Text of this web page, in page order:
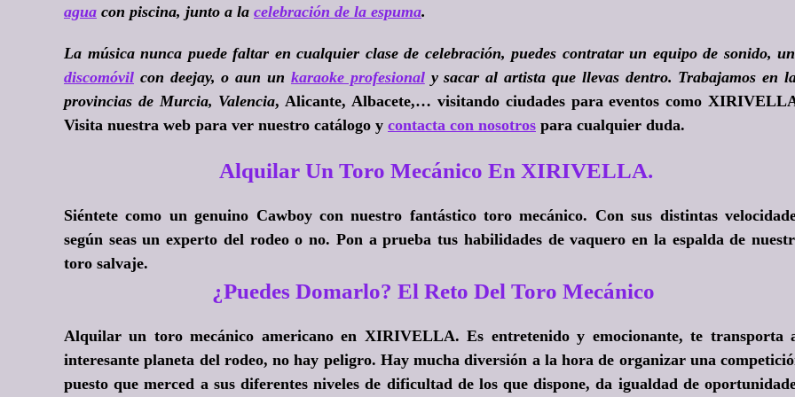
agua con piscina, junto a la celebración de la espuma.
La música nunca puede faltar en cualquier clase de celebración, puedes contratar un equipo de sonido,
discomóvil con deejay, o aun un karaoke profesionaly sacar al artista que llevas dentro. Trabajamos en
provincias de Murcia, Valencia, Alicante, Albacete,… visitando ciudades para eventos como
Visita nuestra web para ver nuestro catálogo y contacta con nosotros para cualquier duda.
Alquilar Un Toro Mecánico En XIRIVELLA.
Siéntete como un genuino Cawboy con nuestro fantástico toro mecánico. Con sus distintas
según seas un experto del rodeo o no. Pon a prueba tus habilidades de vaquero en la espalda de
toro salvaje.
¿Puedes Domarlo? El Reto Del Toro Mecánico
Alquilar un toro mecánico americano en XIRIVELLA. Es entretenido y emocionante, te transporta
interesante planeta del rodeo, no hay peligro. Hay mucha diversión a la hora de organizar una
puesto que merced a sus diferentes niveles de dificultad de los que dispone, da igualdad de